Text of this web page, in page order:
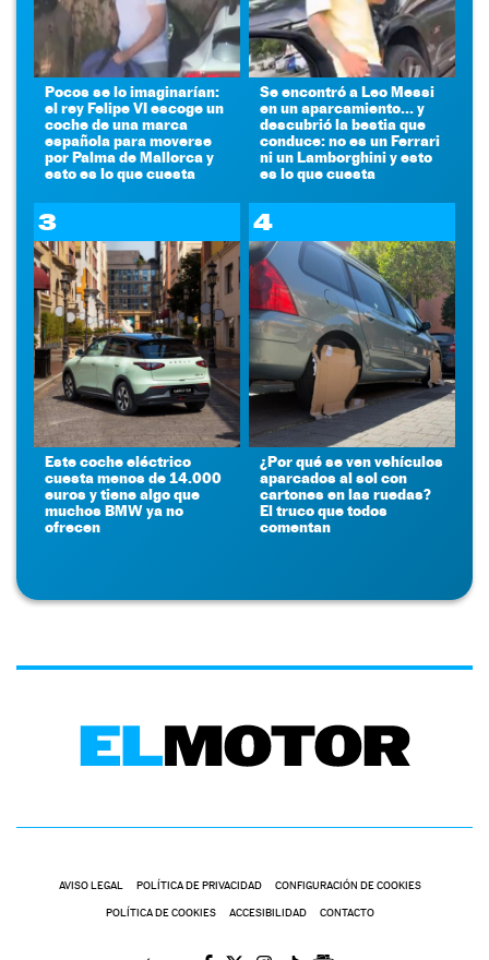
Pocos se lo imaginarían:
el rey Felipe VI escoge un
coche de una marca
española para moverse
por Palma de Mallorca y
esto es lo que cuesta
Se encontró a Leo Messi
en un aparcamiento... y
descubrió la bestia que
conduce: no es un Ferrari
ni un Lamborghini y esto
es lo que cuesta
3
Este coche eléctrico
cuesta menos de 14.000
euros y tiene algo que
muchos BMW ya no
ofrecen
4
¿Por qué se ven vehículos
aparcados al sol con
cartones en las ruedas?
El truco que todos
comentan
AVISO LEGAL POLÍTICA DE PRIVACIDAD CONFIGURACIÓN DE COOKIES
POLÍTICA DE COOKIES ACCESIBILIDAD CONTACTO